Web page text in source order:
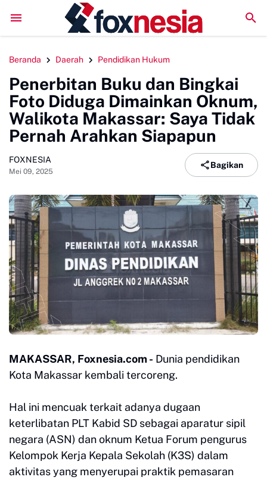
LPM Penalaran UNM Gelar Sidang Pleno, Evaluasi Kinerja
Beranda Daerah Pendidikan Hukum
Penerbitan Buku dan Bingkai
Foto Diduga Dimainkan Oknum,
Walikota Makassar: Saya Tidak
Pernah Arahkan Siapapun
FOXNESIA
Mei 09, 2025
Bagikan
MAKASSAR, Foxnesia.com - Dunia pendidikan
Kota Makassar kembali tercoreng.
Hal ini mencuak terkait adanya dugaan
keterlibatan PLT Kabid SD sebagai aparatur sipil
negara (ASN) dan oknum Ketua Forum pengurus
Kelompok Kerja Kepala Sekolah (K3S) dalam
aktivitas yang menyerupai praktik pemasaran